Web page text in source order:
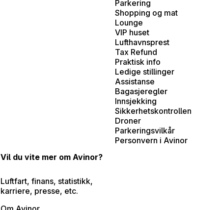
Parkering
Shopping og mat
Lounge
VIP huset
Lufthavnsprest
Tax Refund
Praktisk info
Ledige stillinger
Assistanse
Bagasjeregler
Innsjekking
Sikkerhetskontrollen
Droner
Parkeringsvilkår
Personvern i Avinor
Vil du vite mer om Avinor?
Luftfart, finans, statistikk,
karriere, presse, etc.